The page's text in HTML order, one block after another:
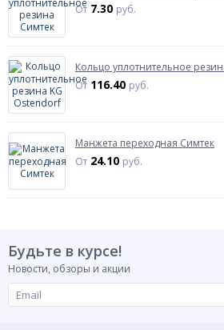
От 7.30 руб.
Кольцо уплотнительное
От 116.40 руб.
Манжета переходная Симтек
От 24.10 руб.
Будьте в курсе!
Новости, обзоры и акции